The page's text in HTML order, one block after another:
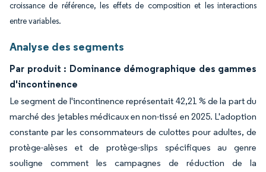
croissance de référence, les effets de composition et les interactions
entre variables.
Analyse des segments
Par produit : Dominance démographique des gammes
d'incontinence
Le segment de l'incontinence représentait 42,21 % de la part du
marché des jetables médicaux en non-tissé en 2025. L'adoption
constante par les consommateurs de culottes pour adultes, de
protège-alèses et de protège-slips spécifiques au genre
souligne comment les campagnes de réduction de la